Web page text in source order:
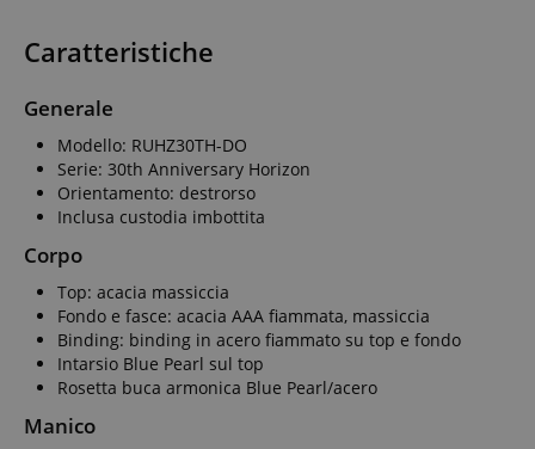
Caratteristiche
Generale
Modello: RUHZ30TH-DO
Serie: 30th Anniversary Horizon
Orientamento: destrorso
Inclusa custodia imbottita
Corpo
Top: acacia massiccia
Fondo e fasce: acacia AAA fiammata, massiccia
Binding: binding in acero fiammato su top e fondo
Intarsio Blue Pearl sul top
Rosetta buca armonica Blue Pearl/acero
Manico